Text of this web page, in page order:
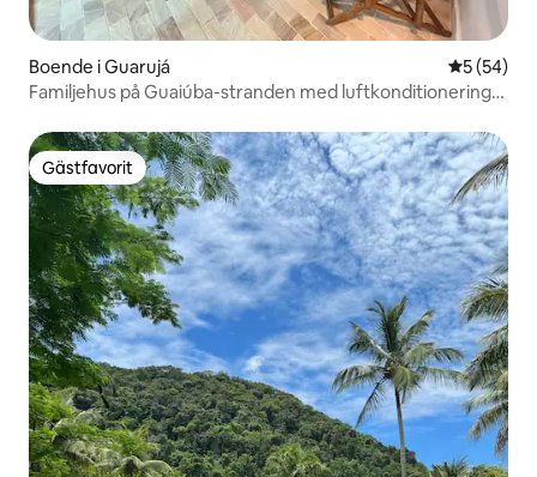
Boende i Guarujá 5 av 5 i
5 (54)
Familjehus på Guaiúba-stranden med luftkonditionering
Gästfavorit
Gästfavorit